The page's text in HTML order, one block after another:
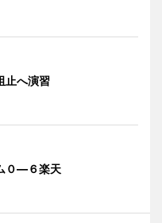
止へ演習
０―６楽天